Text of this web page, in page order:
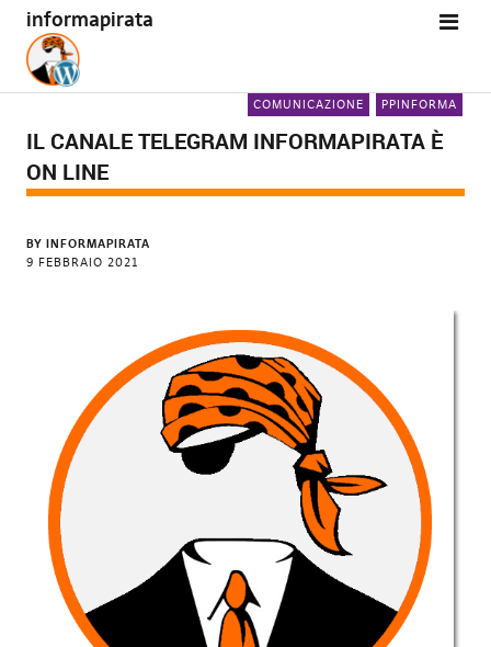
informapirata
COMUNICAZIONE PPINFORMA
IL CANALE TELEGRAM INFORMAPIRATA È
ON LINE
BY INFORMAPIRATA
9 FEBBRAIO 2021